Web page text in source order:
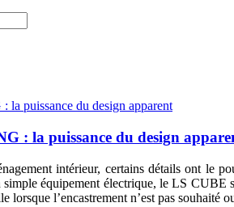
: la puissance du design
intérieur, certains détails ont le
équipement électrique, le LS CUBE
lorsque l’encastrement n’est pas souhaité